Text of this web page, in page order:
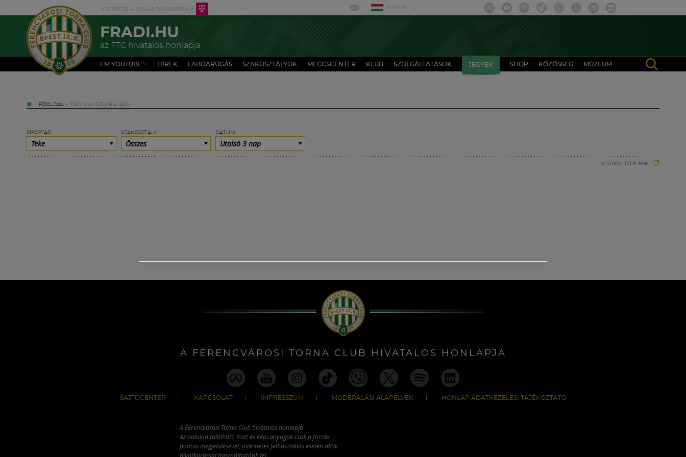
MAGYAR
FRADI.HU
az FTC hivatalos honlapja
FM YOUTUBE + HÍREK LABDARÚGÁS SZAKOSZTÁLYOK MECCSCENTER KLUB SZOLGÁLTATÁSOK JEGYEK SHOP KÖZÖSSÉG MÚZEUM
FŐOLDAL » TAG: ULVICZKI BALÁZS
SPORTÁG
Teke
SZAKOSZTÁLY
Összes
DÁTUM
Utolsó 3 nap
SZŰRŐK TÖRLÉSE
A FERENCVÁROSI TORNA CLUB HIVATALOS HONLAPJA
SAJTÓCENTER KAPCSOLAT IMPRESSZUM MODERÁLÁSI ALAPELVEK HONLAP ADATKEZELÉSI TÁJÉKOZTATÓ
A Ferencvárosi Torna Club hivatalos honlapja
Az oldalon található írott és képi anyagok csak a forrás
pontos megjelölésével, internetes felhasználás esetén aktív
hivatkozással használhatóak fel.